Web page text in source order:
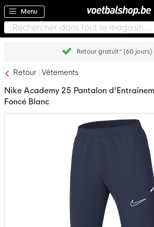
Menu
Retour gratuit* (60 jours)
Retour Vêtements
Nike Academy 25 Pantalon
Foncé Blanc